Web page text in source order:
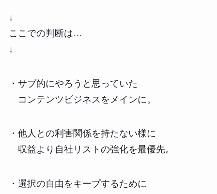
↓
ここでの判断は…
↓
・サブ的にやろうと思っていた
コンテンツビジネスをメインに。
・他人との利害関係を持たない様に
収益より自社リストの強化を最優先。
・選択の自由をキープするために